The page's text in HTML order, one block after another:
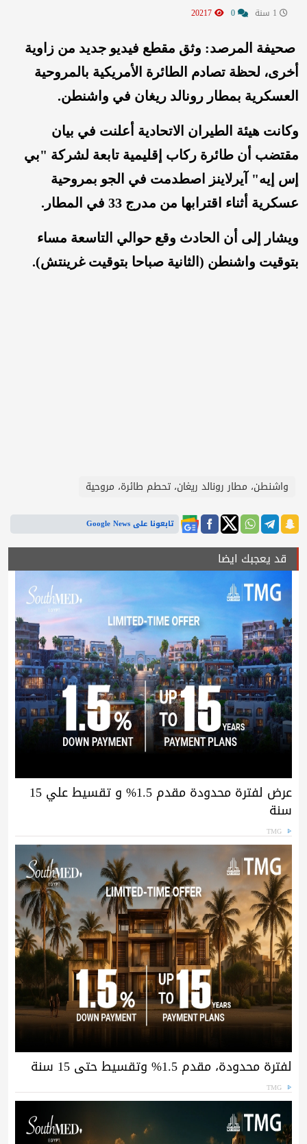
صحيفة المرصد: وثق مقطع فيديو جديد من زاوية
أخرى، لحظة تصادم الطائرة الأمريكية بالمروحية
العسكرية بمطار رونالد ريغان في واشنطن.
وكانت هيئة الطيران الاتحادية أعلنت في بيان
مقتضب أن طائرة ركاب إقليمية تابعة لشركة "بي
إس إيه" آيرلاينز اصطدمت في الجو بمروحية
عسكرية أثناء اقترابها من مدرج 33 في المطار.
ويشار إلى أن الحادث وقع حوالي التاسعة مساء
بتوقيت واشنطن (الثانية صباحا بتوقيت غرينتش).
واشنطن، مطار رونالد ريغان، تحطم طائرة، مروحية
تابعونا على Google News
قد يعجبك ايضا
عرض لفترة محدودة مقدم 1.5% و تقسيط علي 15
سنة
TMG
لفترة محدودة، مقدم 1.5% وتقسيط حتى 15 سنة
TMG